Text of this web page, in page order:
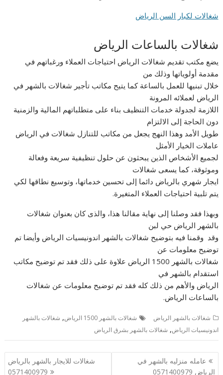
شغالات لكبار السن الرياض
شغالات بالساعات الریاض
يضع مكتب تقدیم شغالات الریاض احتياجات العملاء ورغباتهم في
مقدمة أولوياتها وذلك من
خلال تبنيها للعمل بالساعة كما يتيح مكاتب تأجیر شغالات بالشھر في
الریاض لعملائه المرونة
اللازمة لجدولة خدمات التنظيف بناء على متطلباتهم المالية والزمنية
دون الحاجة إلى الالتزام
طويل الأمد وهذا النهج يجعل من مكاتب للتنازل شغالات في الریاض
عاملات الخيار الأمثل
لجميع الأشخاص الذين يبحثون عن حلول تنظيفية سريعة وفعالة
وموثوقة، كما يسعى شغالات
ایجار شھري بالریاض دائما إلى تحسين خدماتها، وتوسيع نطاقها لكي
يتم تلبية احتياجات العملاء المتغيرة.
وبهذا فقد وصلنا إلى نهاية مقالنا هذا، والذى كان بعنوان شغالات
بالشھر الریاض حي لبن
وقد وقمنا فيه بتوضيح شغالات بالشھر اندونیسیات الریاض وأيضا تم
توضيح معلومات عن
شغالات بالشھر 1500 الریاض علاوة على ذلك فقد تم توضيح مكاتب
استقدام بالشھر في
الریاض والأهم من ذلك كله فقد تم توضيح معلومات عن شغالات
بالساعات الریاض.
شغالات بالشهر الرياض شغالات بالشھر 1500 الریاض , شغالات بالشھر
اندونیسیات الریاض, شغالات بالشھر بشرق الریاض
تصفّح
المقالات
عامله منزليه بالشهر في
الرياض 0571400979
شغالات للايجار بالشهر بالرياض
0571400979